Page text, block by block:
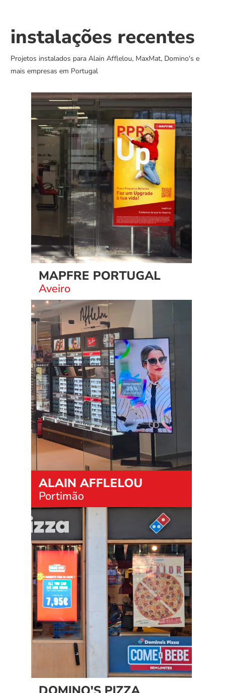
instalações recentes
Projetos instalados para Alain Afflelou, MaxMat, Domino's e
mais empresas em Portugal
MAPFRE PORTUGAL
Aveiro
ALAIN AFFLELOU
Portimão